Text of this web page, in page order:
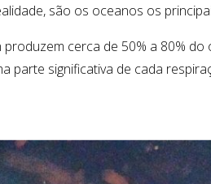
são os oceanos os
cerca de 50% a 80% do
significativa de cada